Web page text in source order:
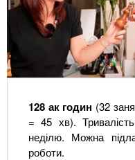
128 ак годин (32
= 45 хв).
неділю. Можна
роботи.